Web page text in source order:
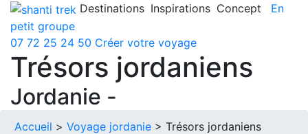
Destinations Inspirations Concept
En
petit groupe
07 72 25 24 50 Créer votre voyage
Trésors jordaniens
Jordanie -
Accueil > Voyage jordanie > Trésors jordaniens